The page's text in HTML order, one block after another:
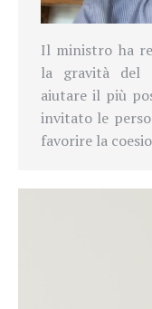
Il ministro ha
la gravità del
aiutare il più
invitato le
favorire la